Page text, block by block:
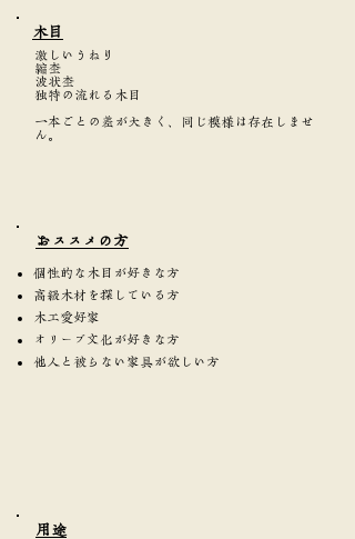
​木目
激しいうねり
縮杢
波状杢
独特の流れる木目
一本ごとの差が大きく、同じ模様は存在しませ
ん。
​おススメの方
個性的な木目が好きな方
高級木材を探している方
木工愛好家
オリーブ文化が好きな方
他人と被らない家具が欲しい方
​用途